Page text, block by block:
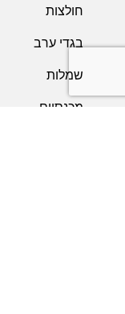
חולצות
בגדי ערב
שמלות
מכנסיים